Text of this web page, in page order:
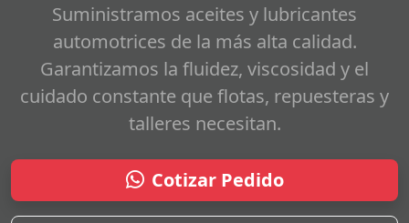
Suministramos aceites y lubricantes
automotrices de la más alta calidad.
Garantizamos la fluidez, viscosidad y el
cuidado constante que flotas, repuesteras y
talleres necesitan.
Cotizar Pedido